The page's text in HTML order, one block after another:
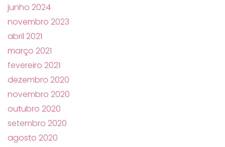
junho 2024
novembro 2023
abril 2021
março 2021
fevereiro 2021
dezembro 2020
novembro 2020
outubro 2020
setembro 2020
agosto 2020